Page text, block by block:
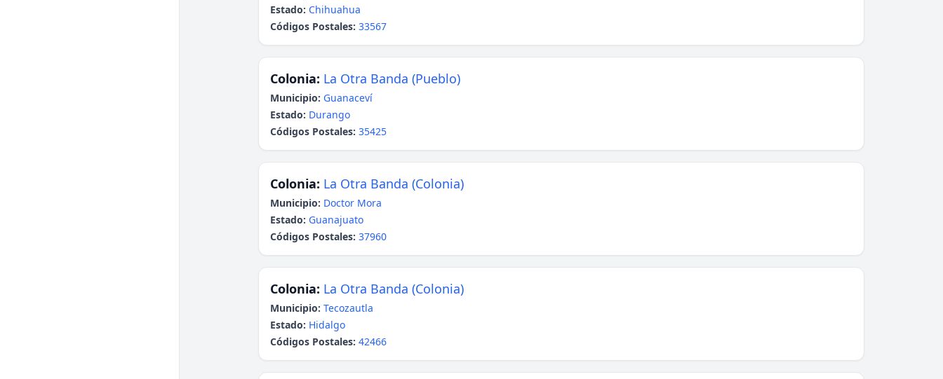
Estado: Chihuahua
Códigos Postales: 33567
Colonia: La Otra Banda (Pueblo)
Municipio: Guanaceví
Estado: Durango
Códigos Postales: 35425
Colonia: La Otra Banda (Colonia)
Municipio: Doctor Mora
Estado: Guanajuato
Códigos Postales: 37960
Colonia: La Otra Banda (Colonia)
Municipio: Tecozautla
Estado: Hidalgo
Códigos Postales: 42466